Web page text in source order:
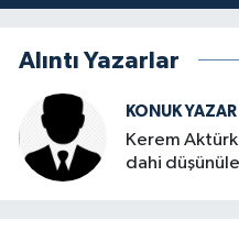
Alıntı Yazarlar
KONUK YAZAR
Kerem
dahi